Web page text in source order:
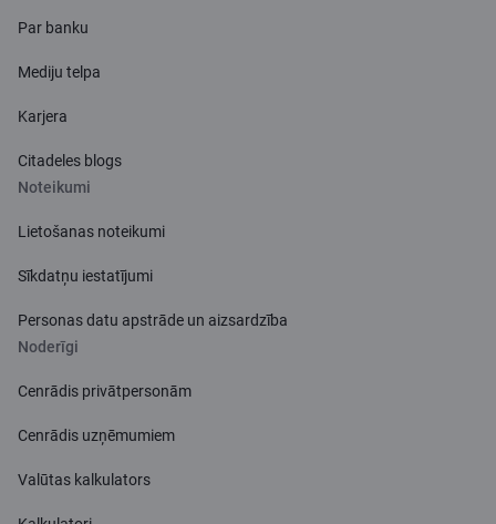
Par banku
Mediju telpa
Karjera
Citadeles blogs
Noteikumi
Lietošanas noteikumi
Sīkdatņu iestatījumi
Personas datu apstrāde un aizsardzība
Noderīgi
Cenrādis privātpersonām
Cenrādis uzņēmumiem
Valūtas kalkulators